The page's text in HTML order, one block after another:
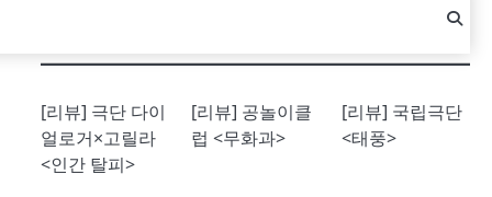
[리뷰] 극단 다이
얼로거×고릴라
<인간 탈피>
[리뷰] 공놀이클
럽 <무화과>
[리뷰] 국립극단
<태풍>